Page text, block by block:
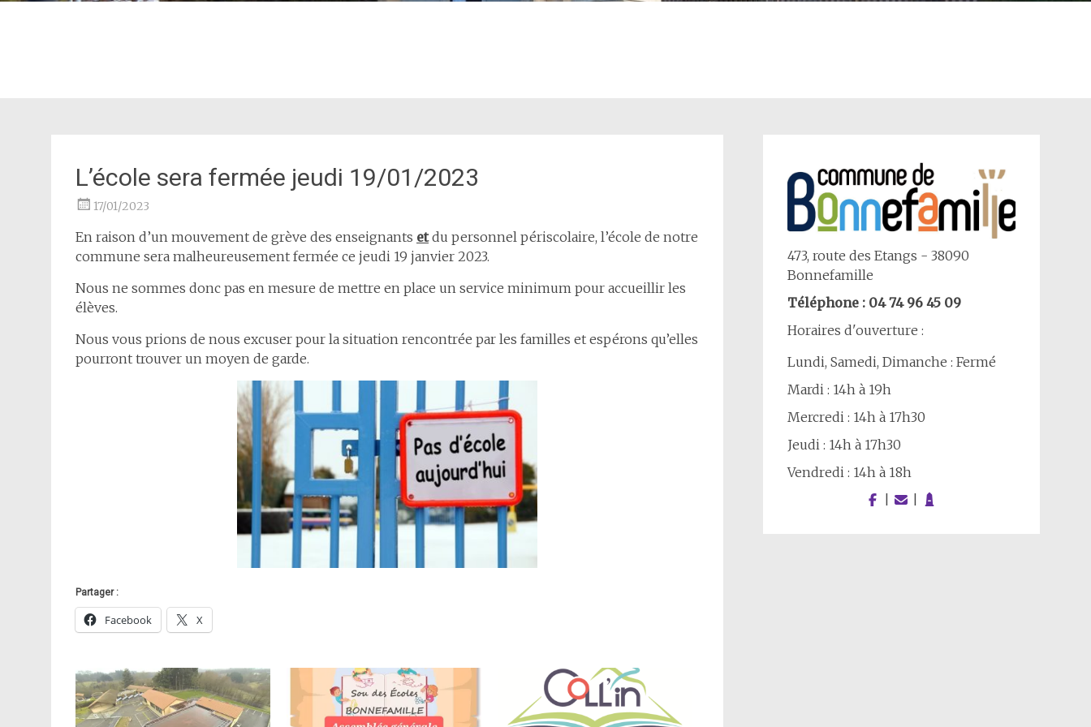
L’école sera fermée jeudi 19/01/2023
17/01/2023
En raison d’un mouvement de grève des enseignants etdu personnel périscolaire, l’école de notre
commune sera malheureusement fermée ce jeudi 19 janvier 2023.
Nous ne sommes donc pas en mesure de mettre en place un service minimum pour accueillir les
élèves.
Nous vous prions de nous excuser pour la situation rencontrée par les familles et espérons qu’elles
pourront trouver un moyen de garde.
Partager :
Facebook X
473, route des Etangs - 38090
Bonnefamille
Téléphone : 04 74 96 45 09
Horaires d'ouverture :
Lundi, Samedi, Dimanche : Fermé
Mardi : 14h à 19h
Mercredi : 14h à 17h30
Jeudi : 14h à 17h30
Vendredi : 14h à 18h